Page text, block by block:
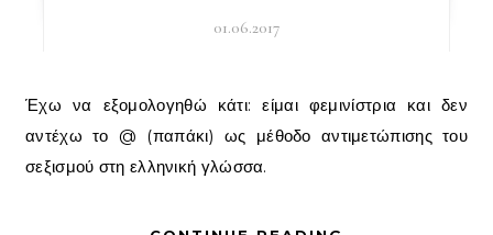
01.06.2017
Έχω να εξομολογηθώ κάτι: είμαι φεμινίστρια και δεν
αντέχω το @ (παπάκι) ως μέθοδο αντιμετώπισης του
σεξισμού στη ελληνική γλώσσα.